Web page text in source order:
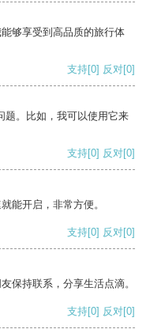
够享受到高品质的旅行体
支持[0] 反对[0]
题。比如，我可以使用它来
支持[0] 反对[0]
能开启，非常方便。
支持[0] 反对[0]
保持联系，分享生活点滴。
支持[0] 反对[0]